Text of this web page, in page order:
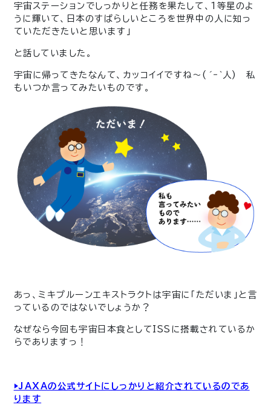
宇宙ステーションでしっかりと任務を果たして、1等星のよ
うに輝いて、日本のすばらしいところを世界中の人に知っ
ていただきたいと思います」
と話していました。
宇宙に帰ってきたなんて、カッコイイですね〜( ´ｰ` 人) 私
もいつか言ってみたいものです。
あっ、ミキプルーンエキストラクトは宇宙に「ただいま」と言
っているのではないでしょうか？
なぜなら今回も宇宙日本食としてISSに搭載されているか
らでありますっ！
▶︎JAXAの公式サイトにしっかりと紹介されているのであ
ります